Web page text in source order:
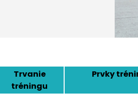
Trvanie
tréningu
Prvky